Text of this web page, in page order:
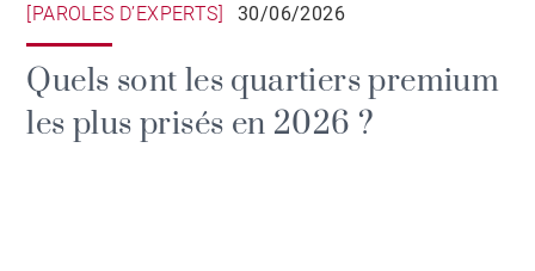
[PAROLES D’EXPERTS] 30/06/2026
Quels sont les quartiers premium
les plus prisés en 2026 ?